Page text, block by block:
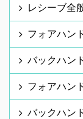
レシーブ全
フォアハン
バックハン
フォアハン
バックハン